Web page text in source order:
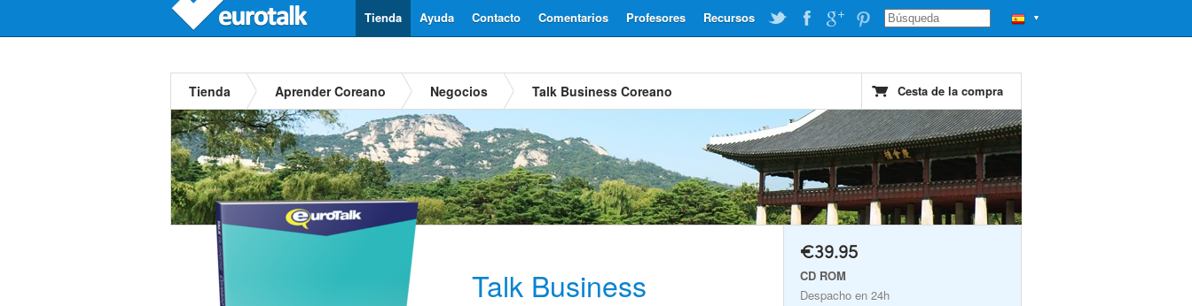
▼
Recursos
Profesores
Comentarios
Contacto
Ayuda
Tienda
Tienda Aprender Coreano Negocios Talk Business Coreano Cesta de la compra
Talk Business
€39.95
CD ROM
Despacho en 24h